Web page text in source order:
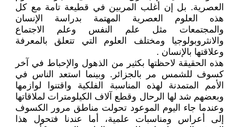
العصرية. بل إن أغلب المربين في قطيعة تامة مع كل
هذه العلوم العصرية المهتمة بدراسة الإنسان
والمجتمعات مثل علم النفس وعلم الاجتماع
والانثروبولوجيا ومختلف العلوم التي تتعلق بالمعرفة
وعلاقتها بالإنسان .
هذه الحقيقة لاحظتها بكثير من الذهول والإحباط في آخر
كسوف للشمس مر بالجزائر. وبينما استعد الناس في
الأمم المتمدنة لهذه المناسبة الفلكية واقتنوا لوازمها
وبعضهم شد لها الرحال وقطع آلاف الكيلومترات لملاقاتها
وعندما جاء اليوم الموعود تحولت مناطق مرور الكسوف
إلى أعراس ومناسبات علمية، أما عندنا فتحول هذا